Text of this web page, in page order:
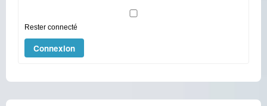
Rester connecté
Connexion